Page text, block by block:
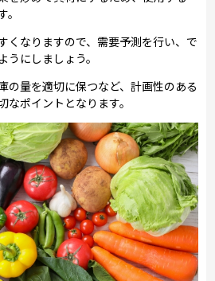
くなりますので、需要予測を行い、で
うにしましょう。
の量を適切に保つなど、計画性のある
ポイントとなります。